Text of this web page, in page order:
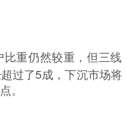
重仍然较重，但三线
过了5成，下沉市场将
。